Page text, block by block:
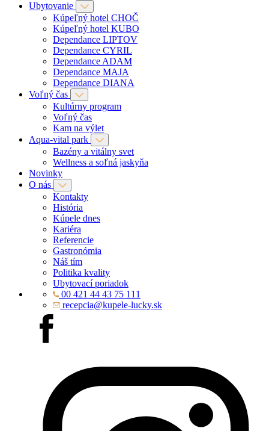
Ubytovanie
Kúpeľný hotel CHOČ
Kúpeľný hotel KUBO
Dependance LIPTOV
Dependance CYRIL
Dependance ADAM
Dependance MAJA
Dependance DIANA
Voľný čas
Kultúrny program
Voľný čas
Kam na výlet
Aqua-vital park
Bazény a vitálny svet
Wellness a soľná jaskyňa
Novinky
O nás
Kontakty
História
Kúpele dnes
Kariéra
Referencie
Gastronómia
Náš tím
Politika kvality
Ubytovací poriadok
00 421 44 43 75 111
recepcia@kupele-lucky.sk